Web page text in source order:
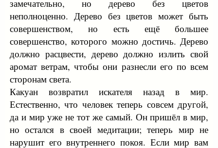
замечательно, но дерево без цветов
неполноценно. Дерево без цветов может быть
совершенством, но есть ещё большее
совершенство, которого можно достичь. Дерево
должно расцвести, дерево должно излить свой
аромат ветрам, чтобы они разнесли его по всем
сторонам света.
Какуан возвратил искателя назад в мир.
Естественно, что человек теперь совсем другой,
да и мир уже не тот же самый. Он пришёл в мир,
но остался в своей медитации; теперь мир не
нарушит его внутреннего покоя. Если мир вам